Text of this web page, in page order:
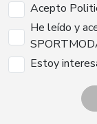
Acepto
He leído y
Estoy